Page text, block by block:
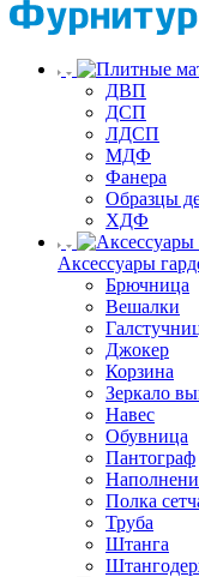
ДВП
ДСП
ЛДСП
МДФ
Фанера
Образцы
ХДФ
Аксессуары
Брючница
Вешалки
Джокер
Корзина
Зеркало
Навес
Обувница
Пантограф
Полка
Труба
Штанга